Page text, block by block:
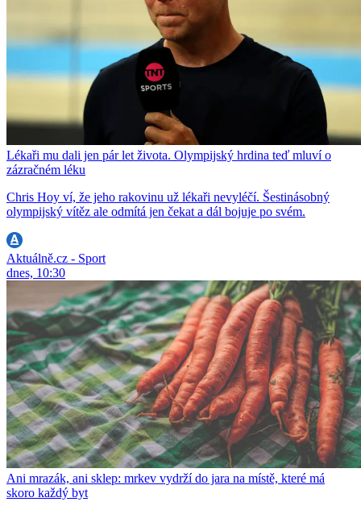
Lékaři mu dali jen pár let života. Olympijský hrdina teď mluví o
zázračném léku
Chris Hoy ví, že jeho rakovinu už lékaři nevyléčí. Šestinásobný
olympijský vítěz ale odmítá jen čekat a dál bojuje po svém.
Aktuálně.cz - Sport
dnes, 10:30
Ani mrazák, ani sklep: mrkev vydrží do jara na místě, které má
skoro každý byt